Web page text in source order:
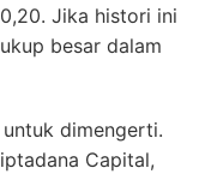
Jika histori ini
besar dalam
untuk dimengerti.
Capital,